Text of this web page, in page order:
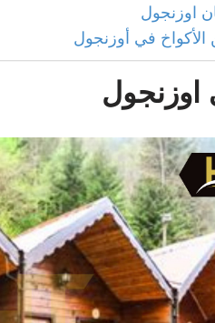
اوزنجول
الأكواخ في أوزنجول
اوزنجول